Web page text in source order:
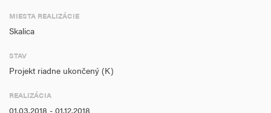
zníženie energetickej náročnosti celého objektu MŠ
stavebno-technické úpravy areálu MŠ – obnova oplotenia
Realizáciou projektu teda príde k zvýšeniu kapacity materskej školy
vytvorením novej triedy vrátane jej vybavenia , dôjde k skvalitneniu
MIESTA REALIZÁCIE
Skalica
STAV
Projekt riadne ukončený (K)
REALIZÁCIA
01.03.2018 - 01.12.2018